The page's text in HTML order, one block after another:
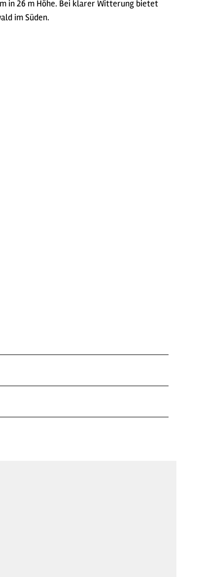
in 26 m Höhe. Bei klarer Witterung bietet
im Süden.